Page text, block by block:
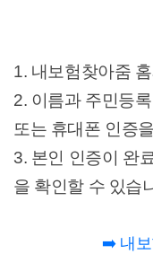
1. 내보험찾아줌
2. 이름과 주민등
또는 휴대폰 인증
3. 본인 인증이 완
을 확인할 수 있습
➡️ 내보